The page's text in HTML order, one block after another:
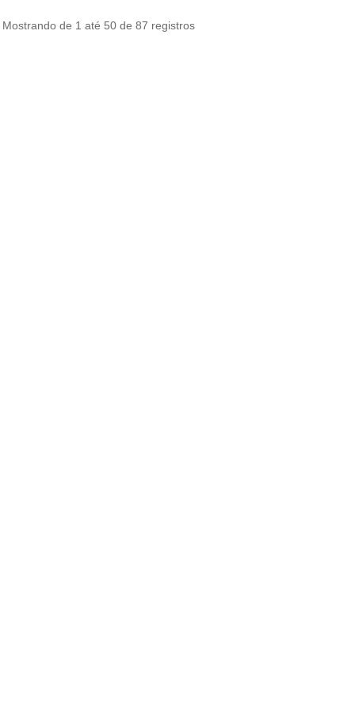
Mostrando de 1 até 50 de 87 registros